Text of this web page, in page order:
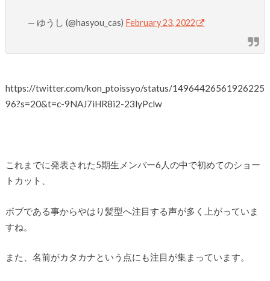
— ゆうし (@hasyou_cas) February 23, 2022
https://twitter.com/kon_ptoissyo/status/14964426561926225
96?s=20&t=c-9NAJ7iHR8i2-23lyPclw
これまでに発表された5期生メンバー6人の中で初めてのショー
トカット、
ボブである事からやはり髪型へ注目する声が多く上がっていま
すね。
また、名前がカタカナという点にも注目が集まっています。